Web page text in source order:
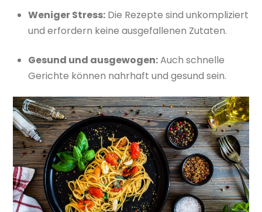
Weniger Stress: Die Rezepte sind unkompliziert
und erfordern keine ausgefallenen Zutaten.
Gesund und ausgewogen:Auch schnelle
Gerichte können nahrhaft und gesund sein.